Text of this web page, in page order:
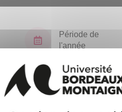
Période de
l'année